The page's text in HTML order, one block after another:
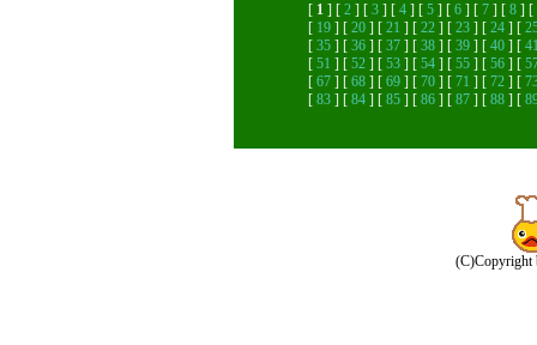
[ 1 ] [ 2 ] [ 3 ] [ 4 ] [ 5 ] [ 6 ] [ 7 ] [ 8 ] [
[ 19 ] [ 20 ] [ 21 ] [ 22 ] [ 23 ] [ 24 ] [
[ 35 ] [ 36 ] [ 37 ] [ 38 ] [ 39 ] [ 40 ] [
[ 51 ] [ 52 ] [ 53 ] [ 54 ] [ 55 ] [ 56 ] [
[ 67 ] [ 68 ] [ 69 ] [ 70 ] [ 71 ] [ 72 ] [
[ 83 ] [ 84 ] [ 85 ] [ 86 ] [ 87 ] [ 88 ] [